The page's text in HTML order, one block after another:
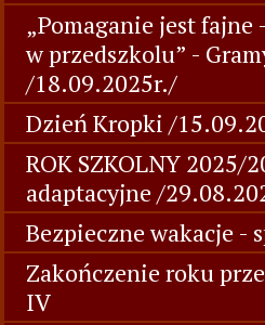
„Pomaganie jest fajne
w przedszkolu” -
/18.09.2025r./
Dzień Kropki /
ROK SZKOLNY 2025/
adaptacyjne /
Bezpieczne wakacje -
Zakończenie roku
IV